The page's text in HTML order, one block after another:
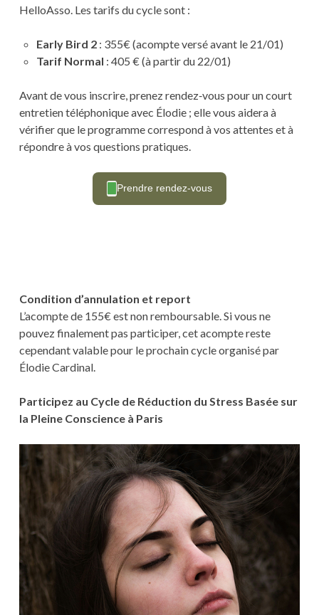
HelloAsso. Les tarifs du cycle sont :
Early Bird 2: 355€ (acompte versé avant le 21/01)
Tarif Normal : 405 € (à partir du 22/01)
Avant de vous inscrire, prenez rendez‑vous pour un court
entretien téléphonique avec Élodie ; elle vous aidera à
vérifier que le programme correspond à vos attentes et à
répondre à vos questions pratiques.
Prendre rendez-vous
Condition d’annulation et report
L’acompte de 155€ est non remboursable. Si vous ne
pouvez finalement pas participer, cet acompte reste
cependant valable pour le prochain cycle organisé par
Élodie Cardinal.
Participez au Cycle de Réduction du Stress Basée sur
la Pleine Conscience à Paris